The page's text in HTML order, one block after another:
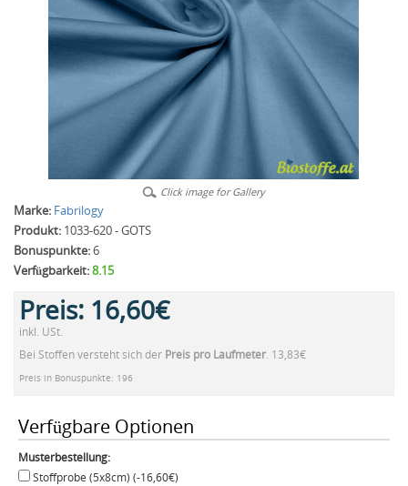
Click image for Gallery
Marke: Fabrilogy
Produkt: 1033-620 - GOTS
Bonuspunkte:6
Verfügbarkeit:8.15
Preis: 16,60€
inkl. USt.
Bei Stoffen versteht sich der Preis pro Laufmeter. 13,83€
Preis in Bonuspunkte: 196
Verfügbare Optionen
Musterbestellung:
Stoffprobe (5x8cm) (-16,60€)